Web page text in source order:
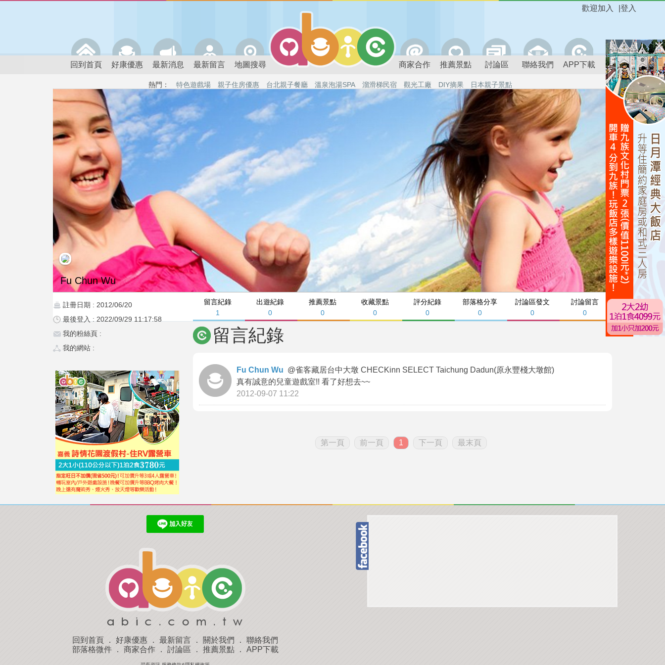
登入
歡迎加入
回到首頁 好康優惠 最新消息 最新留言 地圖搜尋 商家合作 推薦景點 討論區 聯絡我們 APP下載
熱門： 特色遊戲場 親子住房優惠 台北親子餐廳 溫泉泡湯SPA 溜滑梯民宿 觀光工廠 DIY摘果 日本親子景點
留言紀錄
1
出遊紀錄
0
推薦景點
0
收藏景點
0
評分紀錄
0
部落格分享
0
討論區發文
0
討論留言
0
Fu Chun Wu
註冊日期 : 2012/06/20
最後登入 : 2022/09/29 11:17:58
我的粉絲頁 :
我的網站 :
留言紀錄
Fu Chun Wu @雀客藏居台中⼤墩 CHECKinn SELECT Taichung Dadun(原永豐棧大墩館)
真有誠意的兒童遊戲室!! 看了好想去~~
2012-09-07 11:22
第一頁 前一頁 1 下一頁 最末頁
回到首頁 ． 好康優惠 ． 最新留言 ． 關於我們 ． 聯絡我們
部落格微件． 商家合作． 討論區 ． 推薦景點． APP下載